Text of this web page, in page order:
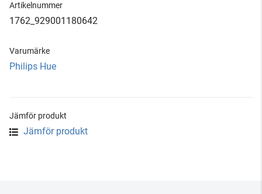
Artikelnummer
1762_929001180642
Varumärke
Philips Hue
Jämför produkt
Jämför produkt